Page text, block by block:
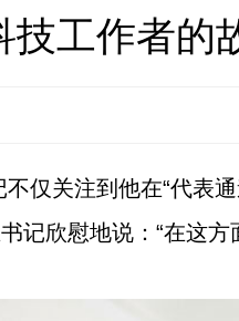
技工作者的
仅关注到他在“代表
记欣慰地说：“在这